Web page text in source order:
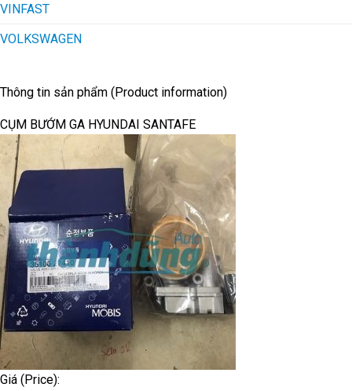
VINFAST
VOLKSWAGEN
Thông tin sản phẩm (Product information)
CỤM BƯỚM GA HYUNDAI SANTAFE
Giá (Price):